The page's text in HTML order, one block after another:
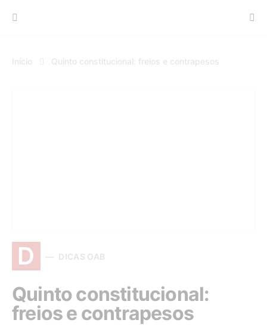
Procurar:
Início Quinto constitucional: freios e contrapesos
D DICAS OAB
Quinto constitucional:
freios e contrapesos